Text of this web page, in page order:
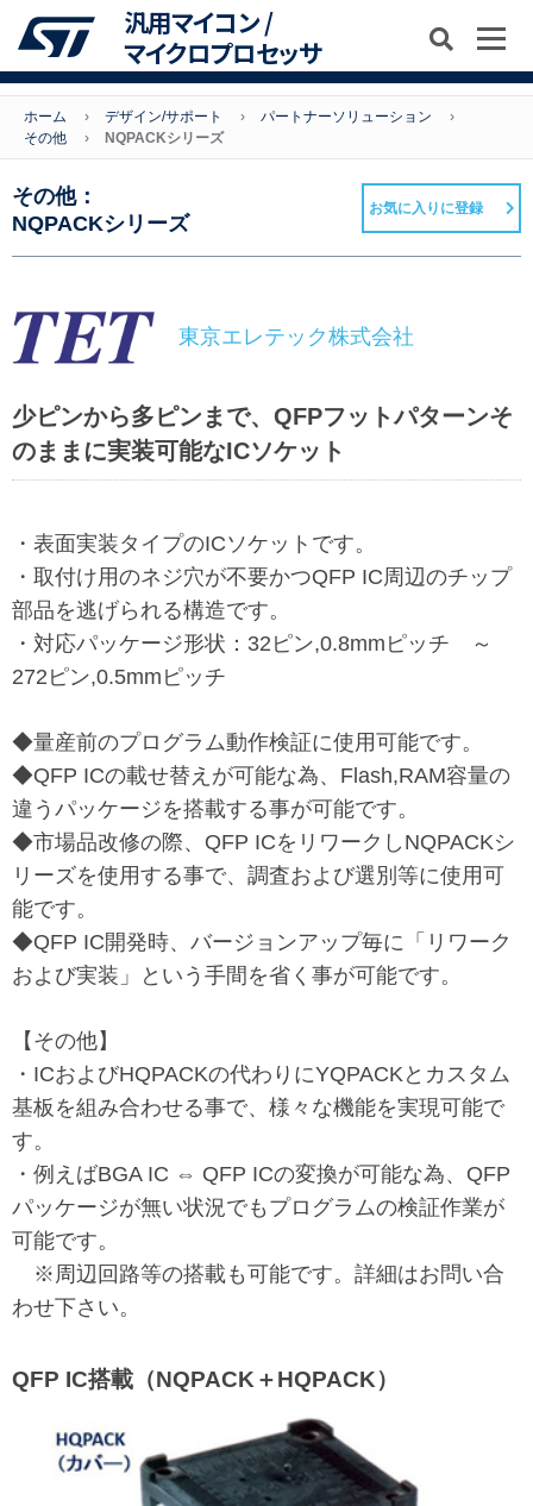
汎用マイコン /
マイクロプロセッサ
ホーム デザイン/サポート
パートナーソリューション
その他
NQPACKシリーズ
その他：
NQPACKシリーズ
お気に入りに登録
東京エレテック株式会社
少ピンから多ピンまで、QFPフットパターンそ
のままに実装可能なICソケット
・表面実装タイプのICソケットです。
・取付け用のネジ穴が不要かつQFP IC周辺のチップ
部品を逃げられる構造です。
・対応パッケージ形状：32ピン,0.8mmピッチ ～
272ピン,0.5mmピッチ
◆量産前のプログラム動作検証に使用可能です。
◆QFP ICの載せ替えが可能な為、Flash,RAM容量の
違うパッケージを搭載する事が可能です。
◆市場品改修の際、QFP ICをリワークしNQPACKシ
リーズを使用する事で、調査および選別等に使用可
能です。
◆QFP IC開発時、バージョンアップ毎に「リワーク
および実装」という手間を省く事が可能です。
【その他】
・ICおよびHQPACKの代わりにYQPACKとカスタム
基板を組み合わせる事で、様々な機能を実現可能で
す。
・例えばBGA IC ⇔ QFP ICの変換が可能な為、QFP
パッケージが無い状況でもプログラムの検証作業が
可能です。
※周辺回路等の搭載も可能です。詳細はお問い合
わせ下さい。
QFP IC搭載（NQPACK＋HQPACK）